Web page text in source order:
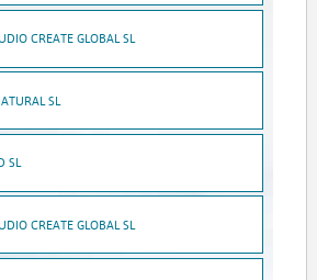
CREATE GLOBAL SL
SL
SL
CREATE GLOBAL SL